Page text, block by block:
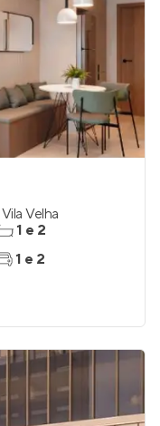
Vila Velha
1 e 2
1 e 2